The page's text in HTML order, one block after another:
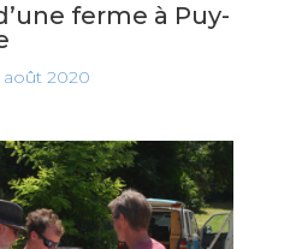
ferme à Puy-
août 2020